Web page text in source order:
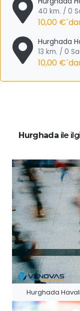
40 km. / 0
10,00 €
Hurghada
13 km. / 0
10,00 €
Hurghada ile
Hurghada